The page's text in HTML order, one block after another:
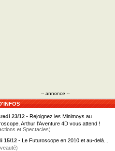
-- annonce --
23/12 - Rejoignez les Minimoys au
Arthur l'Aventure 4D vous attend !
et Spectacles)
15/12 - Le Futuroscope en 2010 et au-delà...